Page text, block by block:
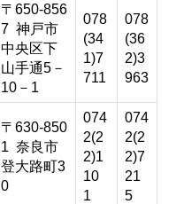
〒650-856
7 神戸市
中央区下
山手通5－
10－1
078
(34
1)7
711
078
(36
2)3
963
〒630-850
1 奈良市
登大路町3
0
074
2(2
2)1
10
1
074
2(2
2)7
21
5